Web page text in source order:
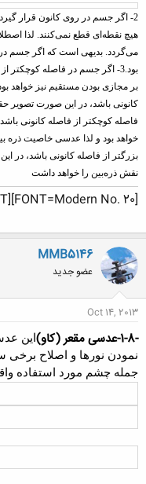
2- اگر جسم در روی کانون قرار گیرد، در اینصورت پرتوهای شکسته شده همدیگر را در
هیچ نقطه‌ای قطع نمی‌کنند. لذا
می‌گردد. بدیهی است که اگر جسم
بود
3- اگر جسم در فاصله کوچکتر
بر مجازی بودن مستقیم نیز خواهد
کانونی باشد، در این صورت تصویر
فاصله کوچکتر از فاصله کانونی
خواهد بود و لذا عدسی خاصیت ذره
بزرگتر از فاصله کانونی باشد، در
نقش ذره‌بین را خواهد داشت
[FONT=Modern No. 20]
MMB5146
عضو جدید
Oct 14, 2013
-1-8-عدسی مقعر (کاو)
این
نمودن نورها و اصلاح برخی
جمله چشم مورد استفاده